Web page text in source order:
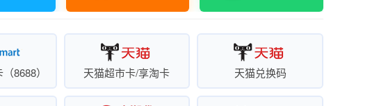
8688） 天猫超市卡/享淘卡 天猫兑换码